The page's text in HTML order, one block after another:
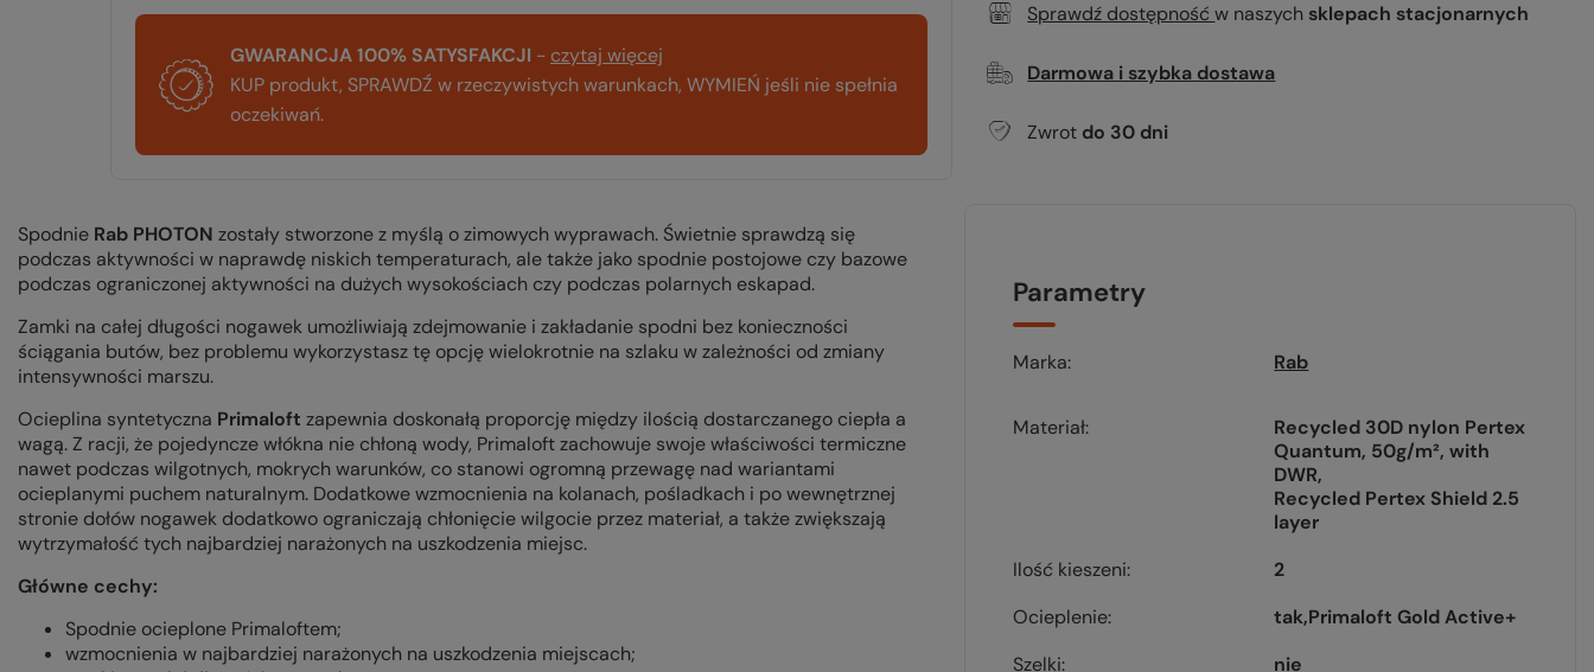
GWARANCJA 100% SATYSFAKCJI - czytaj więcej
KUP produkt, SPRAWDŹ w rzeczywistych warunkach, WYMIEŃ jeśli nie spełnia
oczekiwań.
Sprawdź dostępnośćw naszych sklepach stacjonarnych
Darmowa i szybka dostawa
Zwrot do 30 dni
Spodnie Rab PHOTON zostały stworzone z myślą o zimowych wyprawach. Świetnie sprawdzą się
podczas aktywności w naprawdę niskich temperaturach, ale także jako spodnie postojowe czy bazowe
podczas ograniczonej aktywności na dużych wysokościach czy podczas polarnych eskapad.
Zamki na całej długości nogawek umożliwiają zdejmowanie i zakładanie spodni bez konieczności
ściągania butów, bez problemu wykorzystasz tę opcję wielokrotnie na szlaku w zależności od zmiany
intensywności marszu.
Ocieplina syntetyczna Primaloft zapewnia doskonałą proporcję między ilością dostarczanego ciepła a
wagą. Z racji, że pojedyncze włókna nie chłoną wody, Primaloft zachowuje swoje właściwości termiczne
nawet podczas wilgotnych, mokrych warunków, co stanowi ogromną przewagę nad wariantami
ocieplanymi puchem naturalnym. Dodatkowe wzmocnienia na kolanach, pośladkach i po wewnętrznej
stronie dołów nogawek dodatkowo ograniczają chłonięcie wilgocie przez materiał, a także zwiększają
wytrzymałość tych najbardziej narażonych na uszkodzenia miejsc.
Główne cechy:
Spodnie ocieplone Primaloftem;
wzmocnienia w najbardziej narażonych na uszkodzenia miejscach;
Parametry
Marka Rab
Materiał
Recycled 30D nylon Pertex
Quantum, 50g/m², with
DWR
Recycled Pertex Shield 2.5
layer
Ilość kieszeni
2
Ocieplenie
tak Primaloft Gold Active+
Szelki
nie